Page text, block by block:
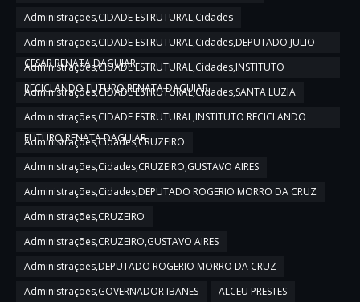
Administrações,CIDADE ESTRUTURAL,Cidades
Administrações,CIDADE ESTRUTURAL,Cidades,DEPUTADO JULIO
CESAR,RENATA DAGUIAR
Administrações,CIDADE ESTRUTURAL,Cidades,INSTITUTO
RECICLANDO FUTURO,RENATA DAGUIAR
Administrações,CIDADE ESTRUTURAL,Cidades,SANTA LUZIA
Administrações,CIDADE ESTRUTURAL,INSTITUTO RECICLANDO
FUTURO,RENATA DAGUIAR
Administrações,Cidades,CRUZEIRO
Administrações,Cidades,CRUZEIRO,GUSTAVO AIRES
Administrações,Cidades,DEPUTADO ROGERIO MORRO DA CRUZ
Administrações,CRUZEIRO
Administrações,CRUZEIRO,GUSTAVO AIRES
Administrações,DEPUTADO ROGERIO MORRO DA CRUZ
Administrações,GOVERNADOR IBANES
ALCEU PRESTES